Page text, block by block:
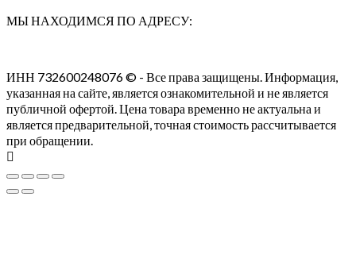
МЫ НАХОДИМСЯ ПО АДРЕСУ:
ИНН 732600248076 © - Все права защищены. Информация,
указанная на сайте, является ознакомительной и не является
публичной офертой. Цена товара временно не актуальна и
является предварительной, точная стоимость рассчитывается
при обращении.